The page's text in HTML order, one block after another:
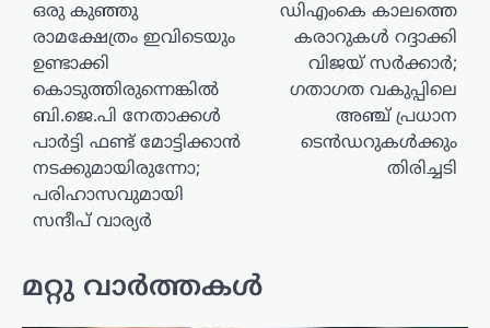
ഒരു കുഞ്ഞു
രാമക്ഷേത്രം ഇവിടെയും
ഉണ്ടാക്കി
കൊടുത്തിരുന്നെങ്കിൽ
ബി.ജെ.പി നേതാക്കൾ
പാർട്ടി ഫണ്ട് മോട്ടിക്കാൻ
നടക്കുമായിരുന്നോ;
പരിഹാസവുമായി
സന്ദീപ് വാര്യർ
ഡിഎംകെ കാലത്തെ
കരാറുകൾ റദ്ദാക്കി
വിജയ് സർക്കാർ;
ഗതാഗത വകുപ്പിലെ
അഞ്ച് പ്രധാന
ടെൻഡറുകൾക്കും
തിരിച്ചടി
മറ്റു വാർത്തകൾ